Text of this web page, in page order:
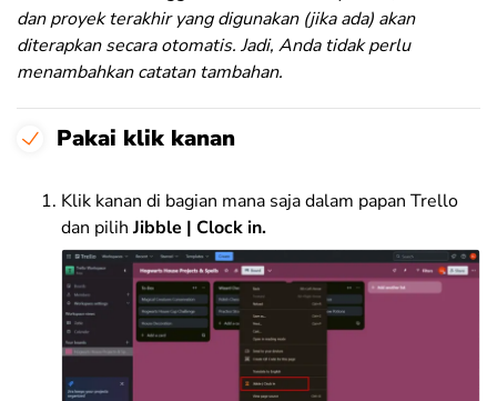
dan proyek terakhir yang digunakan (jika ada) akan
diterapkan secara otomatis. Jadi, Anda tidak perlu
menambahkan catatan tambahan.
Pakai klik kanan
Klik kanan di bagian mana saja dalam papan Trello
dan pilih Jibble | Clock in.